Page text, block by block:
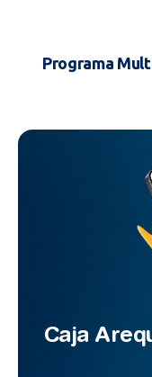
Programa
Caja